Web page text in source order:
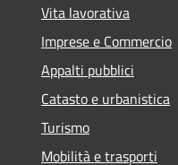
Vita lavorativa
Imprese e Commercio
Appalti pubblici
Catasto e urbanistica
Turismo
Mobilità e trasporti